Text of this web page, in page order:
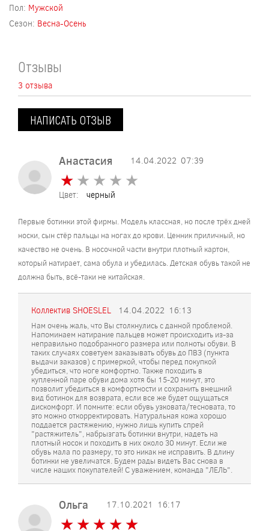
Пол: Мужской
Сезон: Весна-Осень
Отзывы
3 отзыва
НАПИСАТЬ ОТЗЫВ
Анастасия 14.04.2022 07:39
★ ★ ★ ★ ★
★ ★ ★ ★ ★
Цвет: черный
Первые ботинки этой фирмы. Модель классная, но после трёх дней
носки, сын стёр пальцы на ногах до крови. Ценник приличный, но
качество не очень. В носочной части внутри плотный картон,
который натирает, сама обула и убедилась. Детская обувь такой не
должна быть, всё-таки не китайская.
Коллектив SHOESLEL 14.04.2022 16:13
Нам очень жаль, что Вы столкнулись с данной проблемой.
Напоминаем натирание пальцев может происходить из-за
неправильно подобранного размера или полноты обуви. В
таких случаях советуем заказывать обувь до ПВЗ (пункта
выдачи заказов) с примеркой, чтобы перед покупкой
убедиться, что ноге комфортно. Также походить в
купленной паре обуви дома хотя бы 15-20 минут, это
позволит убедиться в комфортности и сохранить внешний
вид ботинок для возврата, если все же будет ощущаться
дискомфорт. И помните: если обувь узковата/тесновата, то
это можно откорректировать. Натуральная кожа хорошо
поддается растяжению, нужно лишь купить спрей
"растяжитель", набрызгать ботинки внутри, надеть на
плотный носок и походить в них около 30 минут. Если же
обувь мала по размеру, то это никак не исправить. В длину
ботинки не увеличатся. Будем рады видеть Вас снова в
числе наших покупателей! С уважением, команда "ЛЕЛЬ".
Ольга 17.10.2021 16:17
★ ★ ★ ★ ★
★ ★ ★ ★ ★